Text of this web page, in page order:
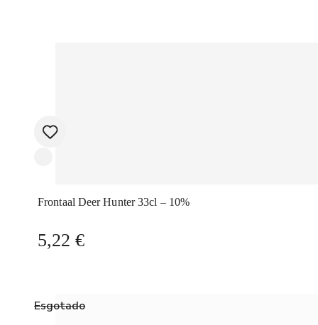
Frontaal Deer Hunter 33cl – 10%
5,22 €
Esgotado